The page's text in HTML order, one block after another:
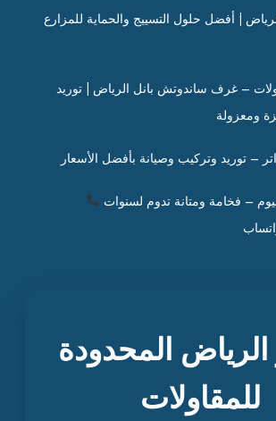
| أفضل حلول التسييج والحماية للمزارع
– غرف ساندوتش بانل الرياض | توريد
ومعزولة
– توريد وتركيب وصيانة بأفضل الأسعار
– فخامة ومتانة تدوم لسنوات
الرياض المحدودة
للمقاولات